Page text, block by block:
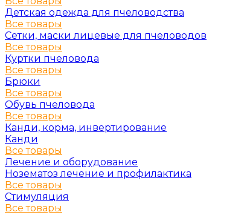
Детская одежда для пчеловодства
Все товары
Сетки, маски лицевые для пчеловодов
Все товары
Куртки пчеловода
Все товары
Брюки
Все товары
Обувь пчеловода
Все товары
Канди, корма, инвертирование
Канди
Все товары
Лечение и оборудование
Нозематоз лечение и профилактика
Все товары
Стимуляция
Все товары